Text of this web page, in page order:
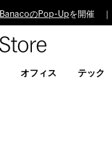
BanacoのPop-Upを開催
Design
オフィス テック